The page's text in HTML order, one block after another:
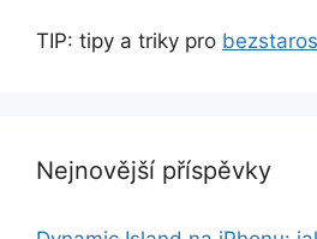
TIP: tipy a triky pro
Nejnovější příspěvky